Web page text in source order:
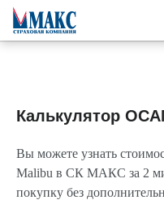
Калькулятор
Вы можете узнать
Malibu в СК МАКС за 2
покупку без